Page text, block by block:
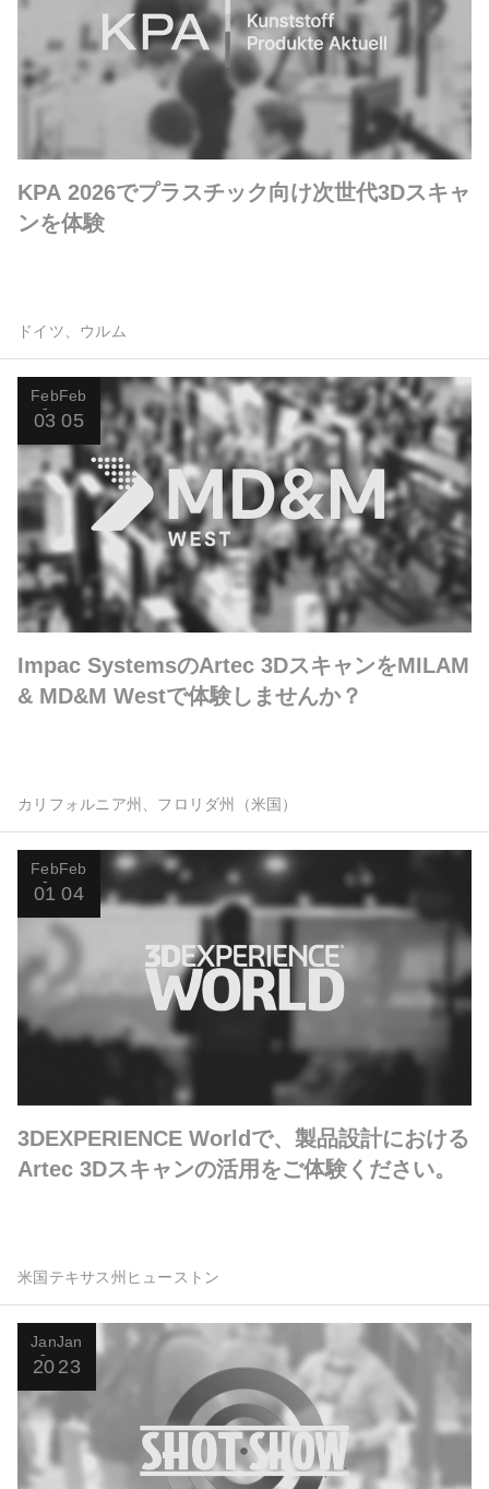
KPA 2026でプラスチック向け次世代3Dスキャ
ンを体験
ドイツ、ウルム
Feb
03
Feb
05
Impac SystemsのArtec 3DスキャンをMILAM
& MD&M Westで体験しませんか？
カリフォルニア州、フロリダ州（米国）
Feb
01
Feb
04
3DEXPERIENCE Worldで、製品設計における
Artec 3Dスキャンの活用をご体験ください。
米国テキサス州ヒューストン
Jan
20
Jan
23